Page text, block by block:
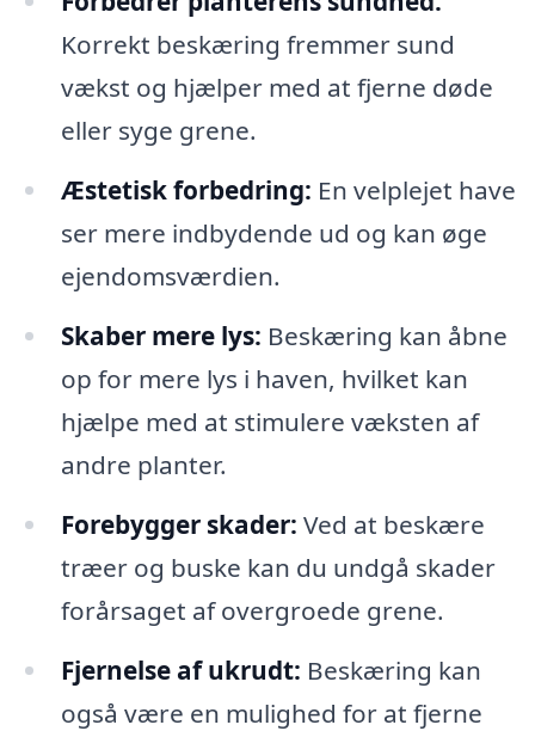
Korrekt beskæring fremmer sund
vækst og hjælper med at fjerne døde
eller syge grene.
Æstetisk forbedring: En velplejet have
ser mere indbydende ud og kan øge
ejendomsværdien.
Skaber mere lys: Beskæring kan åbne
op for mere lys i haven, hvilket kan
hjælpe med at stimulere væksten af
andre planter.
Forebygger skader: Ved at beskære
træer og buske kan du undgå skader
forårsaget af overgroede grene.
Fjernelse af ukrudt: Beskæring kan
også være en mulighed for at fjerne